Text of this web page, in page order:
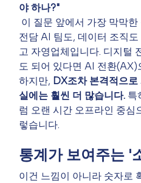
야 하나?"
전담 AI 팀도, 데이터 조직도
고 자영업체입니다. 디지털
도 되어 있다면 AI 전환(AX)
하지만, DX조차 본격적으로
실에는 훨씬 더 많습니다. 특
럼 오랜 시간 오프라인 중
렇습니다.
통계가 보여주는 '
이건 느낌이 아니라 숫자로